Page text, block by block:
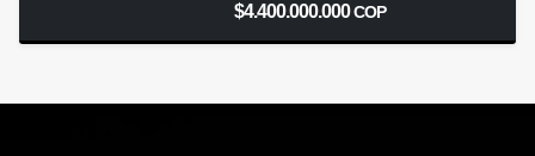
$4.400.000.000COP